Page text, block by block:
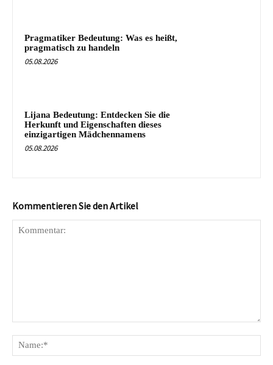
Pragmatiker Bedeutung: Was es heißt,
pragmatisch zu handeln
05.08.2026
Lijana Bedeutung: Entdecken Sie die
Herkunft und Eigenschaften dieses
einzigartigen Mädchennamens
05.08.2026
Kommentieren Sie den Artikel